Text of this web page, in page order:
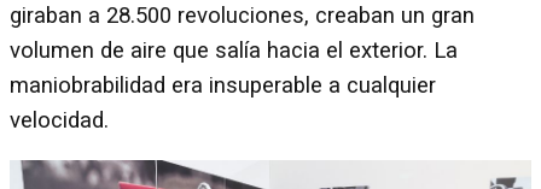
giraban a 28.500 revoluciones, creaban un gran
volumen de aire que salía hacia el exterior. La
maniobrabilidad era insuperable a cualquier
velocidad.